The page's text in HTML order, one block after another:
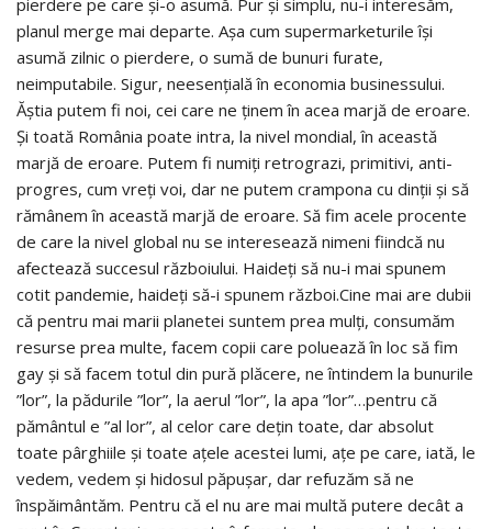
pierdere pe care și-o asumă. Pur și simplu, nu-i interesăm,
planul merge mai departe. Așa cum supermarketurile își
asumă zilnic o pierdere, o sumă de bunuri furate,
neimputabile. Sigur, neesențială în economia businessului.
Ăștia putem fi noi, cei care ne ținem în acea marjă de eroare.
Și toată România poate intra, la nivel mondial, în această
marjă de eroare. Putem fi numiți retrograzi, primitivi, anti-
progres, cum vreți voi, dar ne putem crampona cu dinții și să
rămânem în această marjă de eroare. Să fim acele procente
de care la nivel global nu se interesează nimeni fiindcă nu
afectează succesul războiului. Haideți să nu-i mai spunem
cotit pandemie, haideți să-i spunem război.Cine mai are dubii
că pentru mai marii planetei suntem prea mulți, consumăm
resurse prea multe, facem copii care poluează în loc să fim
gay și să facem totul din pură plăcere, ne întindem la bunurile
”lor”, la pădurile ”lor”, la aerul ”lor”, la apa ”lor”…pentru că
pământul e ”al lor”, al celor care dețin toate, dar absolut
toate pârghiile și toate ațele acestei lumi, ațe pe care, iată, le
vedem, vedem și hidosul păpușar, dar refuzăm să ne
înspăimântăm. Pentru că el nu are mai multă putere decât a